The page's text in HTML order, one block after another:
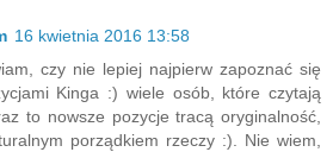
16 kwietnia 2016 13:58
czy nie lepiej najpierw zapoznać się
Kinga :) wiele osób, które czytają
to nowsze pozycje tracą oryginalność,
porządkiem rzeczy :). Nie wiem,